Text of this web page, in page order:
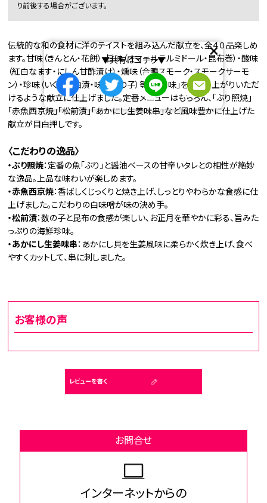
×
▼共有はコチラ▼
り前後する場合がございます。
伝統的な和の食材に洋のテイストを組み込んだ献立を、全４０品楽しめ
ます。甘味（きんとん・花餅）・旨味（オマールテルミドール・昆布巻）・酸味
（紅白なます・にしん甘酢漬け）・燻味（合鴨スモーク・スモークサーモ
ン）・珍味（いくら醤油漬・味付数の子）等で「五味」をお召し上がりいただ
けるような献立に仕上げました。定番メニューはもちろん、「ぶり照焼」
「赤魚西京焼」「松前漬」「あかにし生姜味串」など風味豊かに仕上げた
献立が目白押しです。
〈こだわりの逸品〉
・ぶり照焼：定番の魚「ぶり」と醤油ベースの甘辛いタレとの相性が絶妙
な逸品。上品な味わいが楽しめます。
・赤魚西京焼：香ばしくじっくりと焼き上げ、しっとりやわらかな食感に仕
上げました。こだわりの白味噌が味の決め手。
・松前漬：数の子と昆布の食感が楽しい、お正月を華やかに彩る、旨みた
っぷりの海鮮珍味。
・あかにし生姜味串：あかにし貝を生姜風味に柔らかく炊き上げ、食べ
やすくカットして、串に刺しました。
お客様の声
レビューを書く
お問合せ
インターネットからの